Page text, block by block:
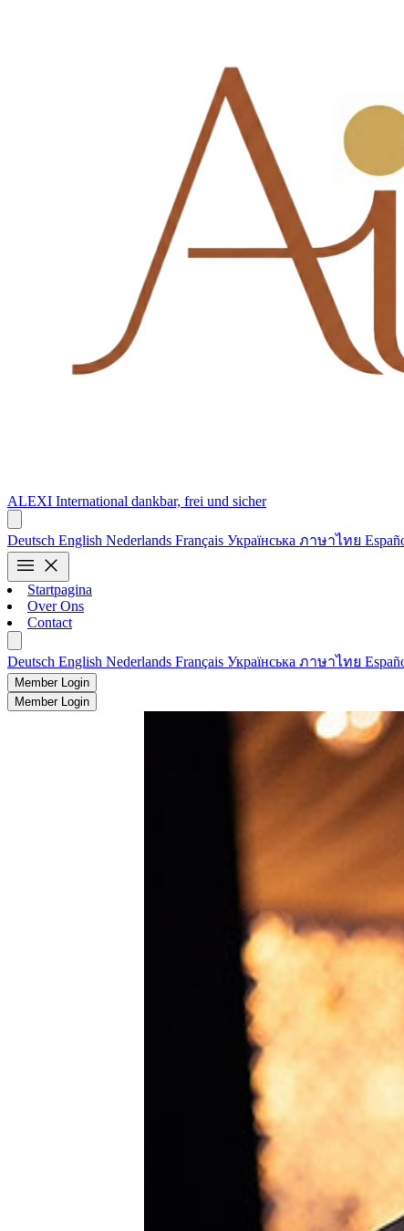
ALEXI International dankbar, frei und sicher
Deutsch English Nederlands Français Українська ภาษาไทย
menu close
Startpagina
Over Ons
Contact
Deutsch English Nederlands Français Українська ภาษาไทย
Member Login
Member Login